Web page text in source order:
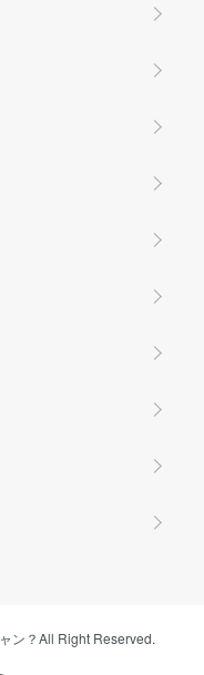
ン？All Right Reserved.